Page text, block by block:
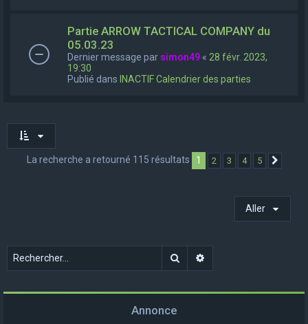
Partie ARROW TACTICAL COMPANY du
05.03.23
Dernier message par simon49 « 28 févr. 2023,
19:30
Publié dans INACTIF Calendrier des parties
La recherche a retourné 115 résultats 1 2 3 4 5
Aller
Rechercher
Annonce